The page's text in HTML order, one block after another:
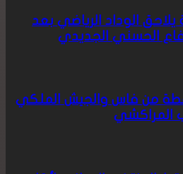
يلاحق الوداد الرياضي بعد
الحسني الجديدي
من فاس والجيش الملكي
المراكشي